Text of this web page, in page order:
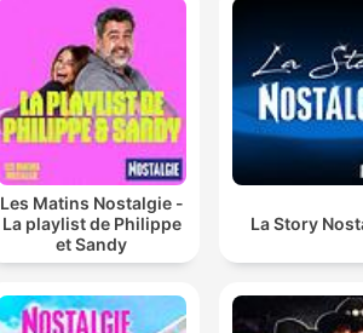
Les Matins Nostalgie -
La playlist de Philippe
et Sandy
La Story